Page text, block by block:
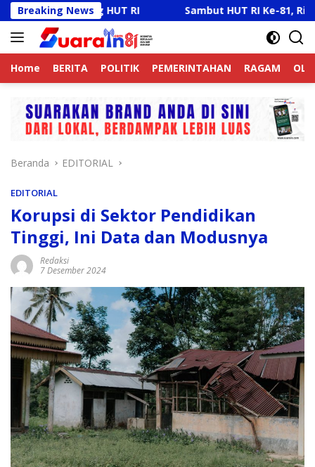
Langsung
ke
konten
Breaking News
RI Sambut HUT RI Ke-81, Ricky Anthony Buka
Home BERITA POLITIK PEMERINTAHAN RAGAM
Beranda EDITORIAL
EDITORIAL
Korupsi di Sektor Pendidikan
Tinggi, Ini Data dan Modusnya
Redaksi
7 Desember 2024